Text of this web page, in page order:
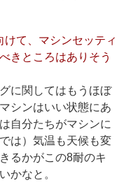
て、マシンセッティ
きところはありそう
に関してはもうほぼ
シンはいい状態にあ
自分たちがマシンに
は）気温も天候も変
るかがこの8耐のキ
かなと。